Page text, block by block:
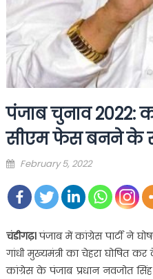
पंजाब चुनाव 2022:
सीएम फेस बनने के
Posted
February 5, 2022
चंडीगढ़।पंजाब में कांग्रेस पार्टी ने
गांधी मुख्यमंत्री का चेहरा घोषित
कांग्रेस के पंजाब प्रधान नवजोत